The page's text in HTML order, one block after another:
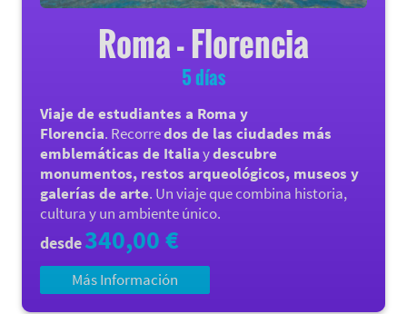
Roma - Florencia
5 días
Viaje de estudiantes a Roma y
Florencia. Recorredos de las ciudades más
emblemáticas de Italiaydescubre
monumentos, restos arqueológicos, museos y
galerías de arte. Un viaje que combina historia,
cultura y un ambiente único.
desde340,00 €
Más Información